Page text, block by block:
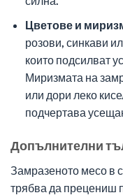
Цветове и
розови, синкави
които подсилват
Миризмата на
или дори леко
подчертава
Допълнителни
Замразеното месо в
трябва да прецениш